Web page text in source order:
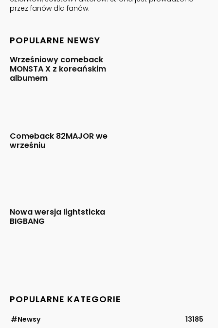
przez fanów dla fanów.
POPULARNE NEWSY
Wrześniowy comeback
MONSTA X z koreańskim
albumem
Comeback 82MAJOR we
wrześniu
Nowa wersja lightsticka
BIGBANG
POPULARNE KATEGORIE
#Newsy 13185